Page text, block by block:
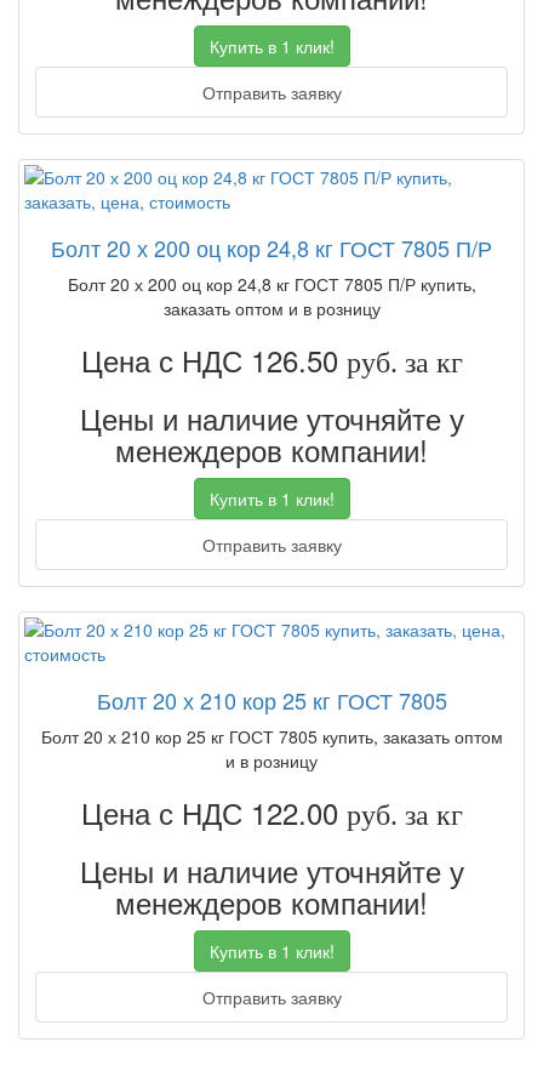
Купить в 1 клик!
Отправить заявку
Болт 20 х 200 оц кор 24,8 кг ГОСТ 7805 П/Р
Болт 20 х 200 оц кор 24,8 кг ГОСТ 7805 П/Р купить,
заказать оптом и в розницу
Цена с НДС 126.50 руб. за кг
Цены и наличие уточняйте у
менеждеров компании!
Купить в 1 клик!
Отправить заявку
Болт 20 х 210 кор 25 кг ГОСТ 7805
Болт 20 х 210 кор 25 кг ГОСТ 7805 купить, заказать оптом
и в розницу
Цена с НДС 122.00 руб. за кг
Цены и наличие уточняйте у
менеждеров компании!
Купить в 1 клик!
Отправить заявку